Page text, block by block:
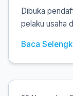
Dibuka
pelaku usaha
Baca